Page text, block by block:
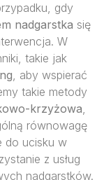
gdy
nadgarstka się
W
takie jak
, aby wspierać
takie metody
krzyżowa,
równowagę
do ucisku w
z usług
nadgarstków.